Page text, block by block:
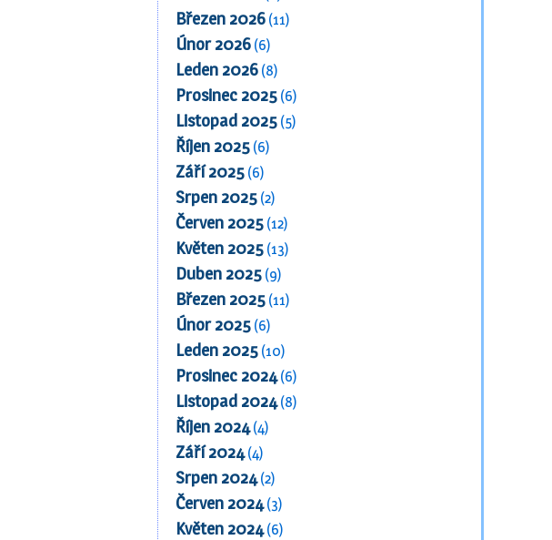
Březen 2026 (11)
Únor 2026 (6)
Leden 2026 (8)
Prosinec 2025 (6)
Listopad 2025 (5)
Říjen 2025 (6)
Září 2025 (6)
Srpen 2025 (2)
Červen 2025 (12)
Květen 2025 (13)
Duben 2025 (9)
Březen 2025 (11)
Únor 2025 (6)
Leden 2025 (10)
Prosinec 2024(6)
Listopad 2024(8)
Říjen 2024(4)
Září 2024(4)
Srpen 2024(2)
Červen 2024(3)
Květen 2024(6)